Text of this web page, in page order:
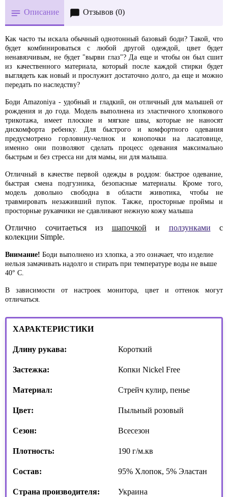
Описание Отзывов (0)
Как часто ты искала обычный однотонный базовый боди? Такой, что
будет комбинироваться с любой другой одеждой, цвет будет
ненавязчивым, не будет "вырви глаз"? Да еще и чтобы он был сшит
из качественного материала, который после каждой стирки будет
выглядеть как новый и прослужит достаточно долго, да еще и можно
передать по наследству?
Боди Amazoniya - удобный и гладкий, он отличный для малышей от
рождения и до года. Модель выполнена из эластичного хлопкового
трикотажа, имеет плоские и мягкие швы, которые не наносят
дискомфорта ребенку. Для быстрого и комфортного одевания
предусмотрено горловину-челнок и конопочки на ласатовице,
именно они позволяют сделать процесс одевания максимально
быстрым и без стресса ни для мамы, ни для малыша.
Отличный в качестве первой одежды в роддом: быстрое одевание,
быстрая смена подгузника, безопасные материалы. Кроме того,
модель довольно свободна в области животика, чтобы не
травмировать незаживший пупок. Также, просторные проймы и
просторные рукавчики не сдавливают нежную кожу малыша
Отлично сочитаеться из шапочкой и ползунками с
колекции Simple.
Внимание! Боди выполнено из хлопка, а это означает, что изделие
нельзя замачивать надолго и стирать при температуре воды не выше
40° С.
В зависимости от настроек монитора, цвет и оттенок могут
отличаться.
ХАРАКТЕРИСТИКИ
Длину рукава: Короткий
Застежка: Копки Nickel Free
Материал: Стрейч кулир, пенье
Цвет: Пыльный розовый
Сезон: Всесезон
Плотность: 190 г/м.кв
Состав: 95% Хлопок, 5% Эластан
Страна производителя: Украина